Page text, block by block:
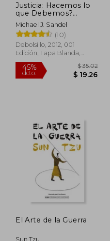
dcto. $ 34.98
Justicia: Hacemos lo
que Debemos?
(Ensayo (Debolsillo))
Michael J. Sandel
(10)
Debolsillo, 2012, 001
Edición, Tapa Blanda,
Nuevo
El Arte de la Guerra
Sun Tzu